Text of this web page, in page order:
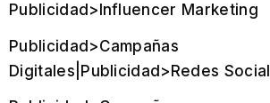
Publicidad>Influencer Marketing
Publicidad>Campañas
Digitales|Publicidad>Redes